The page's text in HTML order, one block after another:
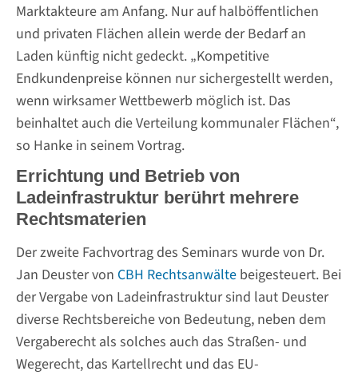
Marktakteure am Anfang. Nur auf halböffentlichen
und privaten Flächen allein werde der Bedarf an
Laden künftig nicht gedeckt. „Kompetitive
Endkundenpreise können nur sichergestellt werden,
wenn wirksamer Wettbewerb möglich ist. Das
beinhaltet auch die Verteilung kommunaler Flächen“,
so Hanke in seinem Vortrag.
Errichtung und Betrieb von
Ladeinfrastruktur berührt mehrere
Rechtsmaterien
Der zweite Fachvortrag des Seminars wurde von Dr.
Jan Deuster von CBH Rechtsanwälte beigesteuert. Bei
der Vergabe von Ladeinfrastruktur sind laut Deuster
diverse Rechtsbereiche von Bedeutung, neben dem
Vergaberecht als solches auch das Straßen- und
Wegerecht, das Kartellrecht und das EU-